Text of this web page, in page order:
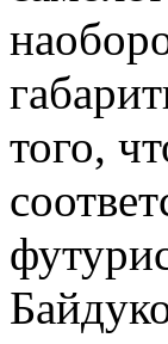
того,